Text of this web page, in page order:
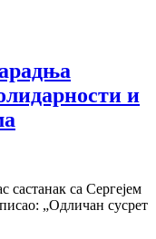
и
са Сергејем
„Одличан сусрет